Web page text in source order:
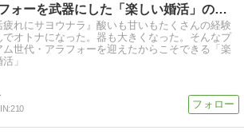
アラフォーを武器にした「楽しい婚活」のススメ
疲れにサヨウナラ』酸いも甘いもたくさんの経験
でオトナになった。器も大きくなった。そんなプ
ム世代・アラフォーを迎えたからこそできる「楽
」
210